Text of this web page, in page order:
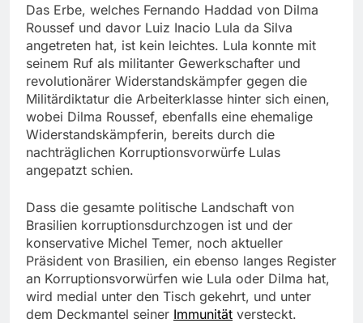
Das Erbe, welches Fernando Haddad von Dilma
Roussef und davor Luiz Inacio Lula da Silva
angetreten hat, ist kein leichtes. Lula konnte mit
seinem Ruf als militanter Gewerkschafter und
revolutionärer Widerstandskämpfer gegen die
Militärdiktatur die Arbeiterklasse hinter sich einen,
wobei Dilma Roussef, ebenfalls eine ehemalige
Widerstandskämpferin, bereits durch die
nachträglichen Korruptionsvorwürfe Lulas
angepatzt schien.
Dass die gesamte politische Landschaft von
Brasilien korruptionsdurchzogen ist und der
konservative Michel Temer, noch aktueller
Präsident von Brasilien, ein ebenso langes Register
an Korruptionsvorwürfen wie Lula oder Dilma hat,
wird medial unter den Tisch gekehrt, und unter
dem Deckmantel seiner Immunität versteckt.